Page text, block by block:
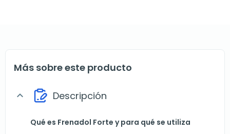
Más sobre este producto
expand_more Descripción
Qué es Frenadol Forte y para qué se utiliza